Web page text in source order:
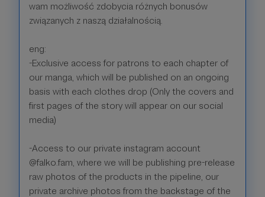
wam możliwość zdobycia różnych bonusów
związanych z naszą działalnością.
eng:
-Exclusive access for patrons to each chapter of
our manga, which will be published on an ongoing
basis with each clothes drop (Only the covers and
first pages of the story will appear on our social
media)
-Access to our private instagram account
@falko.fam, where we will be publishing pre-release
raw photos of the products in the pipeline, our
private archive photos from the backstage of the